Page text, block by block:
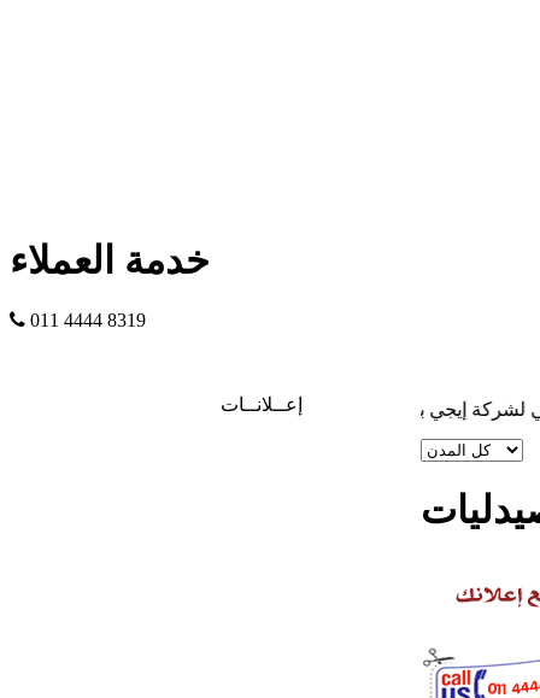
خدمة العملاء
011 4444 8319
إعــلانــات إيجي بوينت